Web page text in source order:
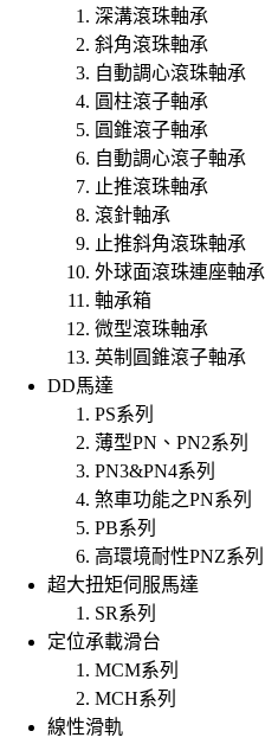
深溝滾珠軸承
斜角滾珠軸承
自動調心滾珠軸承
圓柱滾子軸承
圓錐滾子軸承
自動調心滾子軸承
止推滾珠軸承
滾針軸承
止推斜角滾珠軸承
外球面滾珠連座軸承
軸承箱
微型滾珠軸承
英制圓錐滾子軸承
DD馬達
PS系列
薄型PN、PN2系列
PN3&PN4系列
煞車功能之PN系列
PB系列
高環境耐性PNZ系列
超大扭矩伺服馬達
SR系列
定位承載滑台
MCM系列
MCH系列
線性滑軌